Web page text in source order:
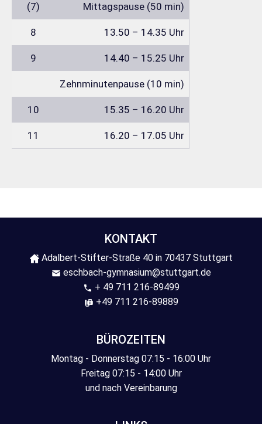
(7) Mittagspause (50 min)
8 13.50 – 14.35 Uhr
9 14.40 – 15.25 Uhr
Zehnminutenpause (10 min)
10 15.35 – 16.20 Uhr
11 16.20 – 17.05 Uhr
KONTAKT
Adalbert-Stifter-Straße 40 in 70437 Stuttgart
eschbach-gymnasium@stuttgart.de
+ 49 711 216-89499
+49 711 216-89889
BÜROZEITEN
Montag - Donnerstag 07:15 - 16:00 Uhr
Freitag 07:15 - 14:00 Uhr
und nach Vereinbarung